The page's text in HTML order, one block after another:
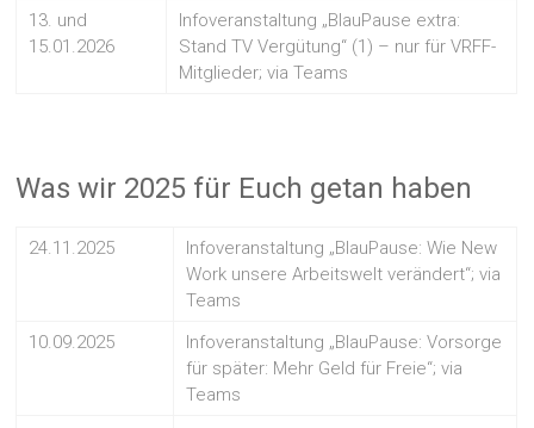
13. und
15.01.2026
Infoveranstaltung „BlauPause extra:
Stand TV Vergütung“ (1) – nur für VRFF-
Mitglieder; via Teams
Was wir 2025 für Euch getan haben
24.11.2025
Infoveranstaltung „BlauPause: Wie New
Work unsere Arbeitswelt verändert“; via
Teams
10.09.2025
Infoveranstaltung „BlauPause: Vorsorge
für später: Mehr Geld für Freie“; via
Teams